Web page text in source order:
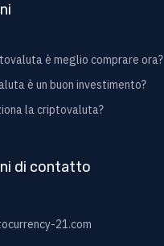
è meglio comprare ora?
è un buon investimento?
la criptovaluta?
di contatto
21.com